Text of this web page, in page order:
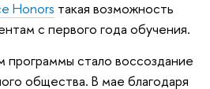
Honors такая возможность
с первого года обучения.
стало воссоздание
общества. В мае благодаря